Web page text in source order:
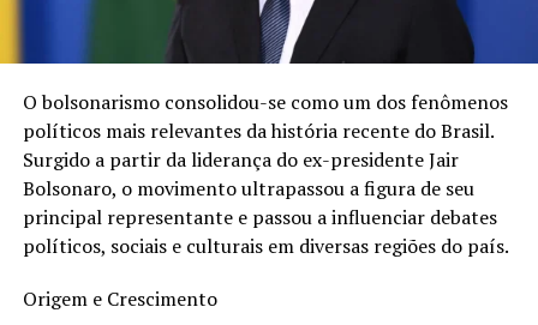
Neste momento, o aplicativo funcionará entre as
regiões do Jardim Paulista, Vila Olímpia, Moema, Vila
Nova Conceição, Itaim Bibi, Jardins e Pinheiros, com uma
lista de espera, porém, o plano é expandir para outros
lugares da cidade de São Paulo, além de capitais como
Rio de Janeiro e Brasília, no futuro. A previsão é de um
40 vezes o tamanho da operação que possui hoje.
O bolsonarismo consolidou-se como um dos fenômenos
políticos mais relevantes da história recente do Brasil.
Surgido a partir da liderança do ex-presidente Jair
Bolsonaro, o movimento ultrapassou a figura de seu
principal representante e passou a influenciar debates
políticos, sociais e culturais em diversas regiões do país.
Origem e Crescimento